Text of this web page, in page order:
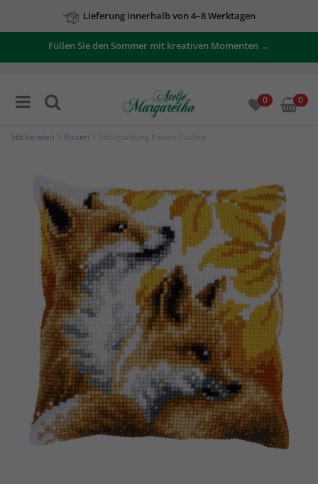
Lieferung innerhalb von 4–8 Werktagen
Füllen Sie den Sommer mit kreativen Momenten →
0 0
Stickereien Kissen > Stickpackung Kissen Füchse